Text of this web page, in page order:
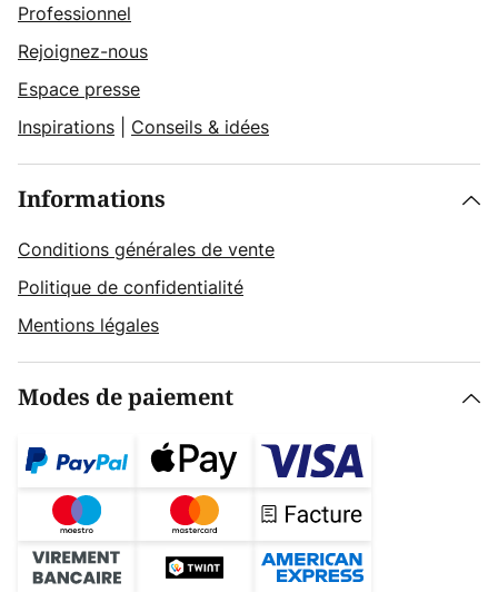
Professionnel
Rejoignez-nous
Espace presse
Inspirations
Conseils & idées
Informations
Conditions générales de vente
Politique de confidentialité
Mentions légales
Modes de paiement